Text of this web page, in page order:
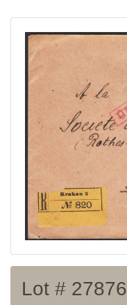
Current auction
Recent result
Archive
Regulation
Contact
Lot # 27876